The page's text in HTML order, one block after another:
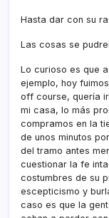
Hasta dar con su
Las cosas se
Lo curioso es que
ejemplo, hoy
off course, querí­a
mi casa, lo más
compramos en la
de unos minutos
del tramo antes
cuestionar la fe
costumbres de su
escepticismo y
caso es que la